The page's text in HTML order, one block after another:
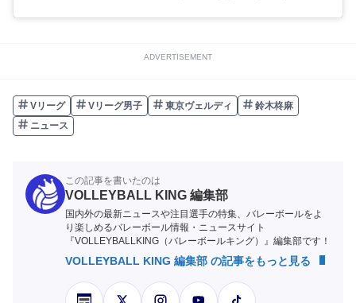
ADVERTISEMENT
Vリーグ Vリーグ男子 東京ヴェルディ
鈴木柊麻
ニュース
この記事を書いたのは
VOLLEYBALL KING 編集部
国内外の最新ニュースや注目選手の特集、バレーボールをよ
り楽しめるバレーボール情報・ニュースサイト
『VOLLEYBALLKING（バレーボールキング）』編集部です！
VOLLEYBALL KING 編集部 の記事をもっと見る